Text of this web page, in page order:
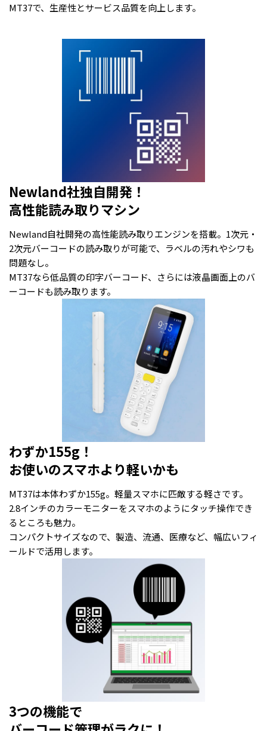
MT37で、生産性とサービス品質を向上します。
Newland社独自開発！
高性能読み取りマシン
Newland自社開発の高性能読み取りエンジンを搭載。1次元・
2次元バーコードの読み取りが可能で、ラベルの汚れやシワも
問題なし。
MT37なら低品質の印字バーコード、さらには液晶画面上のバ
ーコードも読み取ります。
わずか155g！
お使いのスマホより軽いかも
MT37は本体わずか155g。軽量スマホに匹敵する軽さです。
2.8インチのカラーモニターをスマホのようにタッチ操作でき
るところも魅力。
コンパクトサイズなので、製造、流通、医療など、幅広いフィ
ールドで活用します。
3つの機能で